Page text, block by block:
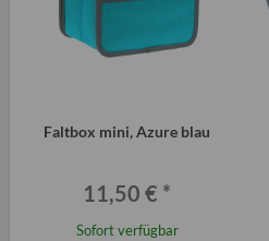
Faltbox mini, Azure blau
11,50 € *
Sofort verfügbar